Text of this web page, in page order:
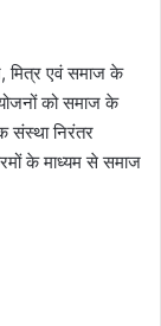
मित्र एवं समाज के
को समाज के
संस्था निरंतर
के माध्यम से समाज